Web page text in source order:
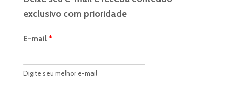
exclusivo com prioridade
E-mail *
Digite seu melhor e-mail